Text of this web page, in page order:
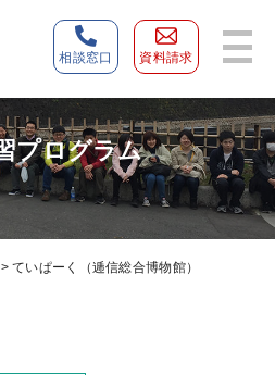
プログラム
>ていぱーく（逓信総合博物館）
相談窓口 資料請求